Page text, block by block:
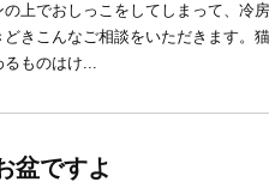
の上でおしっこをしてしまって、冷
きこんなご相談をいただきます。
るものはけ...
盆ですよ